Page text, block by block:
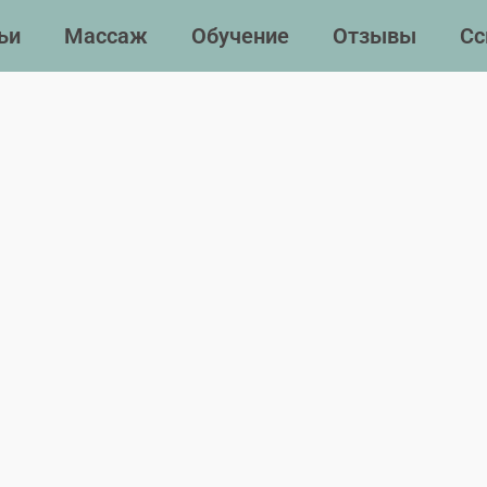
Массаж Обучение Отзывы